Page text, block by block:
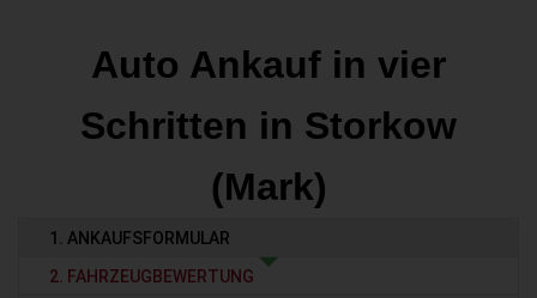
Auto Ankauf in vier
Schritten in Storkow
(Mark)
1. ANKAUFSFORMULAR
2. FAHRZEUGBEWERTUNG